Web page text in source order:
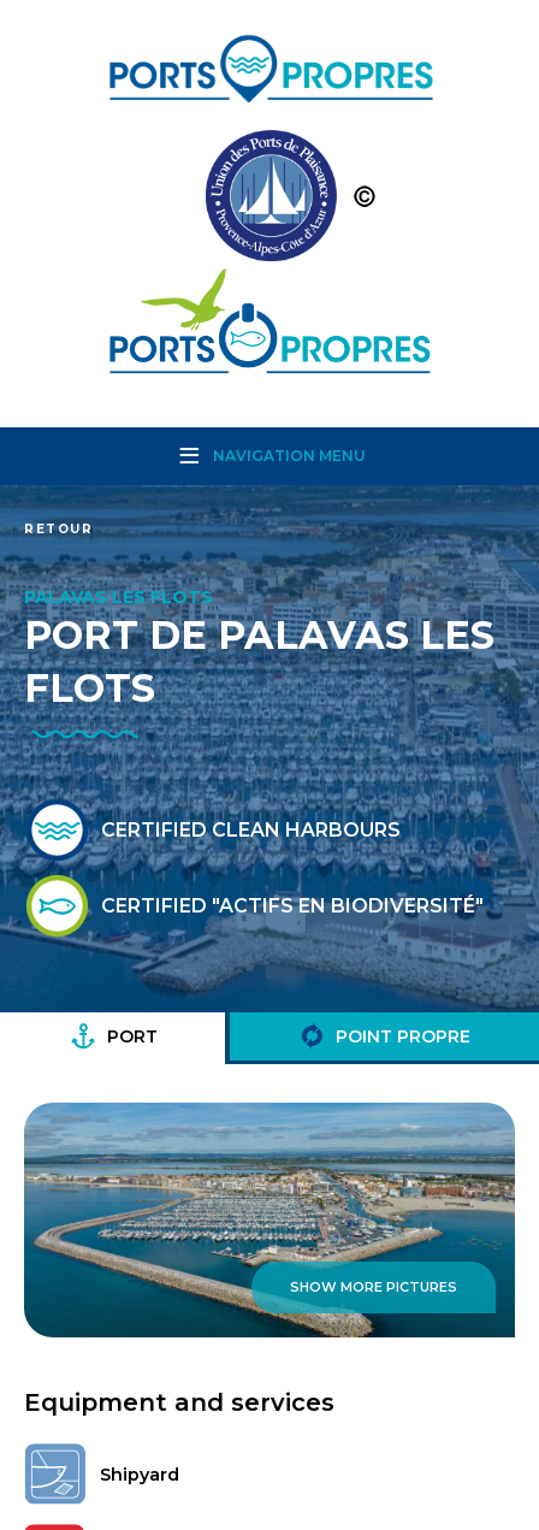
NAVIGATION MENU
RETOUR
PALAVAS LES FLOTS
PORT DE PALAVAS LES
FLOTS
CERTIFIED CLEAN HARBOURS
CERTIFIED "ACTIFS EN BIODIVERSITÉ"
PORT POINT PROPRE
SHOW MORE PICTURES
Equipment and services
Shipyard